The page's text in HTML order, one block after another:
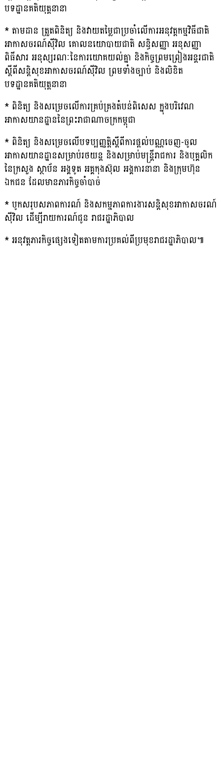
បទដ្ឋានគតិយុត្តនានា
* តាមដាន ត្រួតពិនិត្យ និងវាយតម្លៃជាប្រចាំលើការអនុវត្តកម្មវិធីជាតិ
អាកាសចរណ៍ស៊ីវិល គោលនយោបាយជាតិ សន្ធិសញ្ញា អនុសញ្ញា
ពិធីសារ អនុស្សរណៈនៃការយោគយល់គ្នា និងកិច្ចព្រមព្រៀងអន្តរជាតិ
ស្ដីពីសន្តិសុខអាកាសចរណ៍ស៊ីវិល ព្រមទាំងច្បាប់ និងលិខិត
បទដ្ឋានគតិយុត្តនានា
* ពិនិត្យ និងសម្រេចលើការគ្រប់គ្រងតំបន់ពិសេស ក្នុងបរិវេណ
អាកាសយានដ្ឋាននៃព្រះរាជាណាចក្រកម្ពុជា
* ពិនិត្យ និងសម្រេចលើបទប្បញ្ញត្តិស្តីពីការផ្តល់បណ្ណចេញ-ចូល
អាកាសយានដ្ឋានសម្រាប់រថយន្ត និងសម្រាប់មន្ត្រីរាជការ និងបុគ្គលិក
នៃក្រសួង ស្ថាប័ន អង្គទូត អគ្គកុងស៊ុល អង្គការនានា និងក្រុមហ៊ុន
ឯកជន ដែលមានភារកិច្ចចាំបាច់
* បូកសរុបសភាពការណ៍ និងសកម្មភាពការងារសន្តិសុខអាកាសចរណ៍
ស៊ីវិល ដើម្បីរាយការណ៍ជូន រាជរដ្ឋាភិបាល
* អនុវត្តភារកិច្ចផ្សេងទៀតតាមការប្រគល់ពីប្រមុខរាជរដ្ឋាភិបាល៕